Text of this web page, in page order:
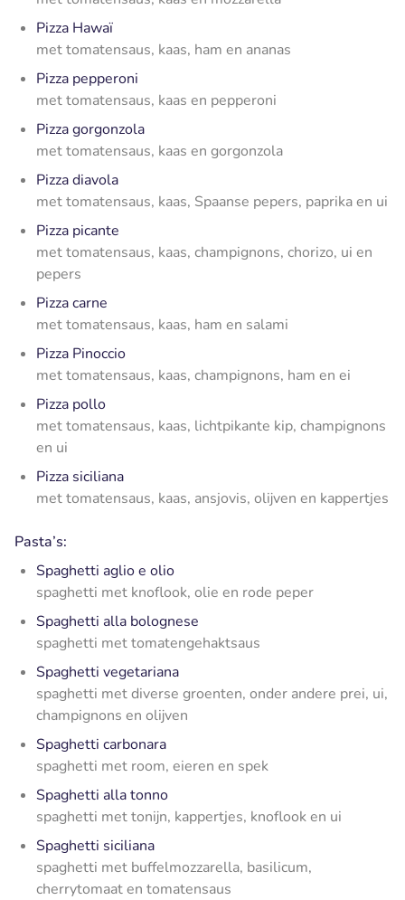
Pizza Hawaï
met tomatensaus, kaas, ham en ananas
Pizza pepperoni
met tomatensaus, kaas en pepperoni
Pizza gorgonzola
met tomatensaus, kaas en gorgonzola
Pizza diavola
met tomatensaus, kaas, Spaanse pepers, paprika en ui
Pizza picante
met tomatensaus, kaas, champignons, chorizo, ui en
pepers
Pizza carne
met tomatensaus, kaas, ham en salami
Pizza Pinoccio
met tomatensaus, kaas, champignons, ham en ei
Pizza pollo
met tomatensaus, kaas, lichtpikante kip, champignons
en ui
Pizza siciliana
met tomatensaus, kaas, ansjovis, olijven en kappertjes
Pasta’s:
Spaghetti aglio e olio
spaghetti met knoflook, olie en rode peper
Spaghetti alla bolognese
spaghetti met tomatengehaktsaus
Spaghetti vegetariana
spaghetti met diverse groenten, onder andere prei, ui,
champignons en olijven
Spaghetti carbonara
spaghetti met room, eieren en spek
Spaghetti alla tonno
spaghetti met tonijn, kappertjes, knoflook en ui
Spaghetti siciliana
spaghetti met buffelmozzarella, basilicum,
cherrytomaat en tomatensaus